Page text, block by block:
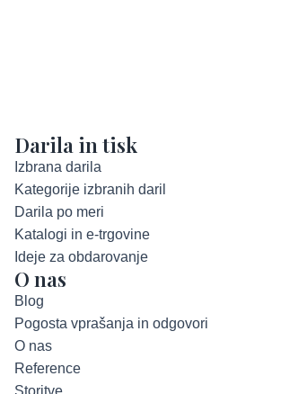
Darila in tisk
Izbrana darila
Kategorije izbranih daril
Darila po meri
Katalogi in e-trgovine
Ideje za obdarovanje
O nas
Blog
Pogosta vprašanja in odgovori
O nas
Reference